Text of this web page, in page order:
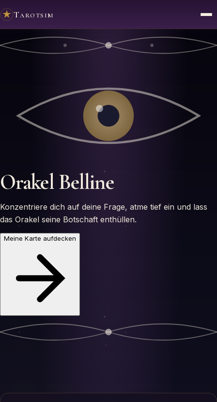
Tarotsim
OrakelBelline
Konzentriere dich auf deine Frage, atme tief ein und lass
das Orakel seine Botschaft enthüllen.
Meine Karte aufdecken